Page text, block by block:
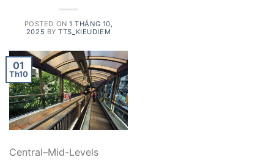
POSTED ON1 THÁNG 10,
2025 BYTTS_KIEUDIEM
01
Th10
Central–Mid-Levels